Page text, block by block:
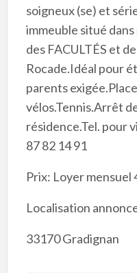
soigneux (se) et
immeuble situé
des FACULTÉS et
Rocade.Idéal pour
parents
vélos.Tennis.Arrêt
résidence.Tel. pour
87 82 14 91
Prix: Loyer mensuel
Localisation
33170 Gradignan